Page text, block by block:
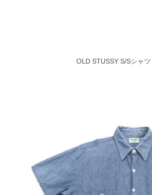
OLD STUSSY S/Sシャツ